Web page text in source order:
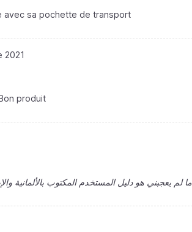
avec sa pochette de transport
2021
produit
ما لم يعجبني هو دليل المستخدم المكتوب بالألمانية